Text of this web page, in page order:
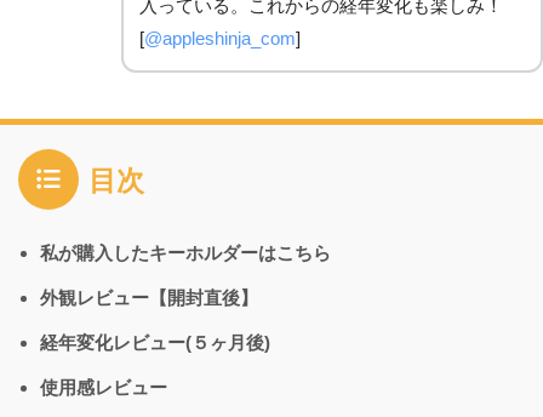
入っている。これからの経年変化も楽しみ！
[@appleshinja_com]
目次
私が購入したキーホルダーはこちら
外観レビュー【開封直後】
経年変化レビュー(５ヶ月後)
使用感レビュー